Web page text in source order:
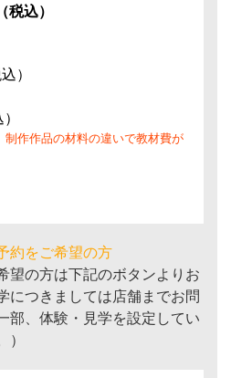
（税込）
）
制作作品の材料の違いで教材費が
約をご希望の方
望の方は下記のボタンよりお
につきましては店舗までお問
部、体験・見学を設定してい
）